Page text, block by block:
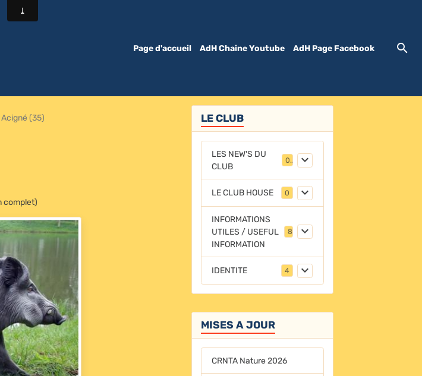
Page d'accueil AdH Chaine Youtube AdH Page Facebook
(35)
complet)
LE CLUB
LES NEW'S DU
CLUB
0
LE CLUB HOUSE 0
INFORMATIONS
UTILES / USEFUL
INFORMATION
IDENTITE 4
MISES A JOUR
CRNTA Nature 2026